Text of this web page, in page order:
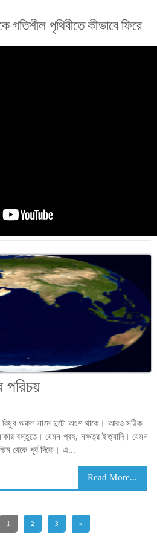
গতিশীল পৃথিবীতে কীভাবে ফিরে
পরিচয়
বিষুব অঞ্চল নামে দুটো অংশ থাকে। আরও সঠিক
বস্তুতে। যেমন গ্রহ, নক্ষত্র ইত্যাদি। যেমন
থেকে পূর্ব দিকে। এ...
Read More...
1 2 3 »